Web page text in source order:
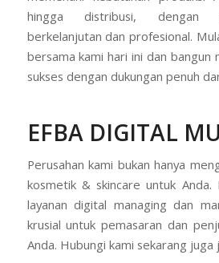
hingga distribusi, dengan
berkelanjutan dan profesional.
bersama kami hari ini dan bangun
sukses dengan dukungan penuh
EFBA DIGITAL
Perusahan kami bukan hanya
kosmetik & skincare untuk Anda.
layanan digital managing dan
krusial untuk pemasaran dan
Anda. Hubungi kami sekarang